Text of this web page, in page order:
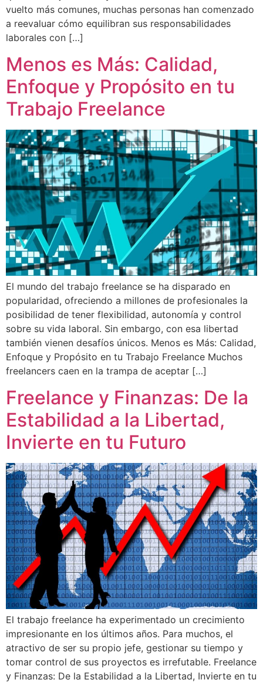
vuelto más comunes, muchas personas han comenzado
a reevaluar cómo equilibran sus responsabilidades
laborales con […]
Menos es Más: Calidad,
Enfoque y Propósito en tu
Trabajo Freelance
El mundo del trabajo freelance se ha disparado en
popularidad, ofreciendo a millones de profesionales la
posibilidad de tener flexibilidad, autonomía y control
sobre su vida laboral. Sin embargo, con esa libertad
también vienen desafíos únicos. Menos es Más: Calidad,
Enfoque y Propósito en tu Trabajo Freelance Muchos
freelancers caen en la trampa de aceptar […]
Freelance y Finanzas: De la
Estabilidad a la Libertad,
Invierte en tu Futuro
El trabajo freelance ha experimentado un crecimiento
impresionante en los últimos años. Para muchos, el
atractivo de ser su propio jefe, gestionar su tiempo y
tomar control de sus proyectos es irrefutable. Freelance
y Finanzas: De la Estabilidad a la Libertad, Invierte en tu